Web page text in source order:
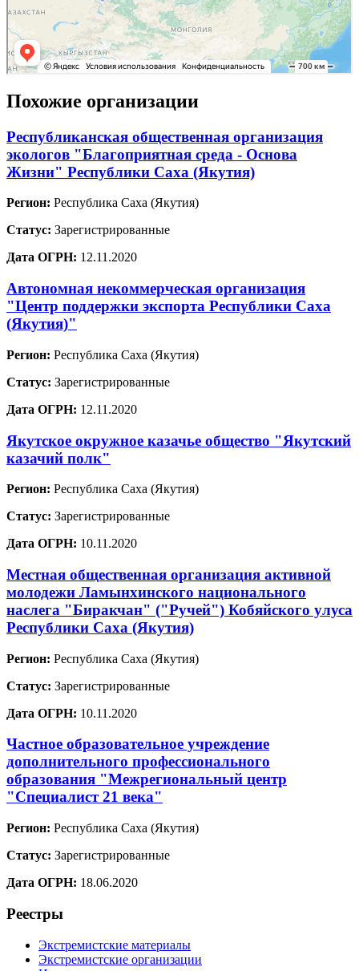
Похожие организации
Республиканская общественная организация
экологов "Благоприятная среда - Основа
Жизни" Республики Саха (Якутия)
Регион: Республика Саха (Якутия)
Статус: Зарегистрированные
Дата ОГРН: 12.11.2020
Автономная некоммерческая организация
"Центр поддержки экспорта Республики Саха
(Якутия)"
Регион: Республика Саха (Якутия)
Статус: Зарегистрированные
Дата ОГРН: 12.11.2020
Якутское окружное казачье общество "Якутский
казачий полк"
Регион: Республика Саха (Якутия)
Статус: Зарегистрированные
Дата ОГРН: 10.11.2020
Местная общественная организация активной
молодежи Ламынхинского национального
наслега "Биракчан" ("Ручей") Кобяйского улуса
Республики Саха (Якутия)
Регион: Республика Саха (Якутия)
Статус: Зарегистрированные
Дата ОГРН: 10.11.2020
Частное образовательное учреждение
дополнительного профессионального
образования "Межрегиональный центр
"Специалист 21 века"
Регион: Республика Саха (Якутия)
Статус: Зарегистрированные
Дата ОГРН: 18.06.2020
Реестры
Экстремистские материалы
Экстремистские организации